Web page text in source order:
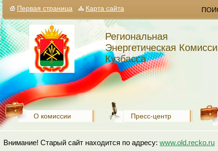
Первая страница Карта сайта
Региональная
Энергетическая
Кузбасса
О комиссии Пресс-центр
Внимание! Старый сайт находится по адресу: www.old.recko.ru